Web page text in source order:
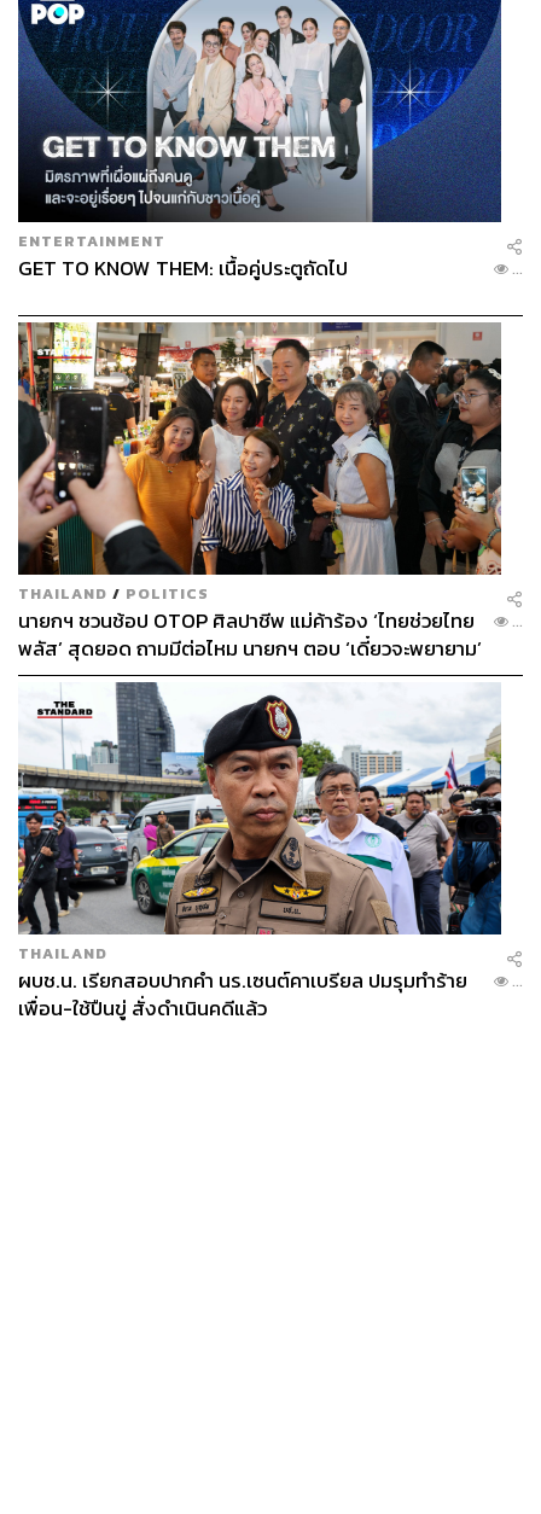
ENTERTAINMENT
GET TO KNOW THEM: เนื้อคู่ประตูถัดไป ...
THAILAND / POLITICS
นายกฯ ชวนช้อป OTOP ศิลปาชีพ แม่ค้าร้อง ‘ไทยช่วยไทย
พลัส’ สุดยอด ถามมีต่อไหม นายกฯ ตอบ ‘เดี๋ยวจะพยายาม’
...
THAILAND
ผบช.น. เรียกสอบปากคำ นร.เซนต์คาเบรียล ปมรุมทำร้าย
เพื่อน-ใช้ปืนขู่ สั่งดำเนินคดีแล้ว
...